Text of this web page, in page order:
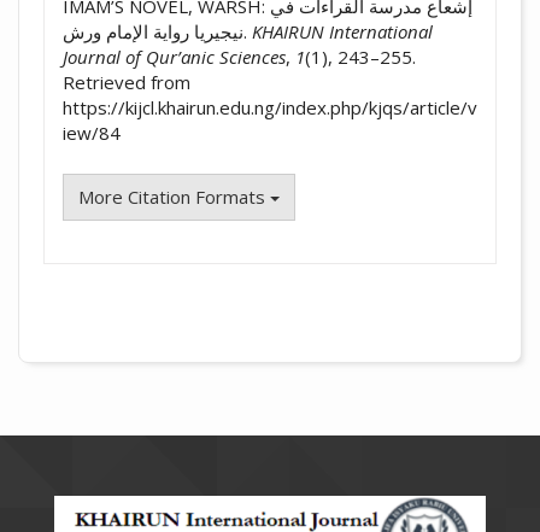
IMAM’S NOVEL, WARSH: إشعاع مدرسة القراءات في
نيجيريا رواية الإمام ورش. KHAIRUN International
Journal of Qur’anic Sciences, 1(1), 243–255.
Retrieved from
https://kijcl.khairun.edu.ng/index.php/kjqs/article/v
iew/84
More Citation Formats